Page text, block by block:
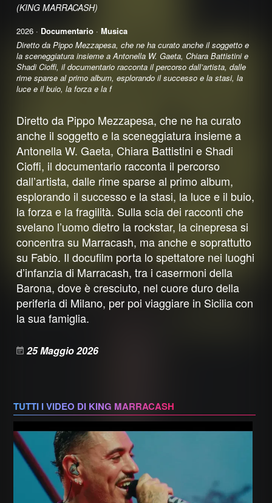
(KING MARRACASH)
2026 · Documentario· Musica
Diretto da Pippo Mezzapesa, che ne ha curato anche il soggetto e
la sceneggiatura insieme a Antonella W. Gaeta, Chiara Battistini e
Shadi Cioffi, il documentario racconta il percorso dall’artista, dalle
rime sparse al primo album, esplorando il successo e la stasi, la
luce e il buio, la forza e la f
Diretto da Pippo Mezzapesa, che ne ha curato
anche il soggetto e la sceneggiatura insieme a
Antonella W. Gaeta, Chiara Battistini e Shadi
Cioffi, il documentario racconta il percorso
dall’artista, dalle rime sparse al primo album,
esplorando il successo e la stasi, la luce e il buio,
la forza e la fragilità. Sulla scia dei racconti che
svelano l’uomo dietro la rockstar, la cinepresa si
concentra su Marracash, ma anche e soprattutto
su Fabio. Il docufilm porta lo spettatore nei luoghi
d’infanzia di Marracash, tra i casermoni della
Barona, dove è cresciuto, nel cuore duro della
periferia di Milano, per poi viaggiare in Sicilia con
la sua famiglia.
25 Maggio 2026
TUTTI I VIDEO DI KING MARRACASH